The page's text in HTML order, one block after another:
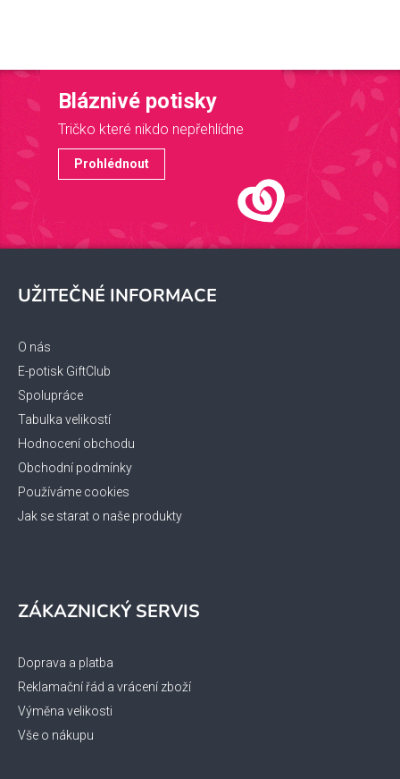
Bláznivé potisky
Tričko které nikdo nepřehlídne
Prohlédnout
UŽITEČNÉ INFORMACE
O nás
E-potisk GiftClub
Spolupráce
Tabulka velikostí
Hodnocení obchodu
Obchodní podmínky
Používáme cookies
Jak se starat o naše produkty
ZÁKAZNICKÝ SERVIS
Doprava a platba
Reklamační řád a vrácení zboží
Výměna velikosti
Vše o nákupu